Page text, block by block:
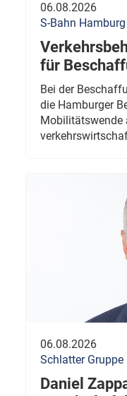
06.08.2026
S-Bahn Hamburg
für
Bei der
die Hamburger
Mobilitätswende
06.08.2026
Schlatter Gruppe
Daniel